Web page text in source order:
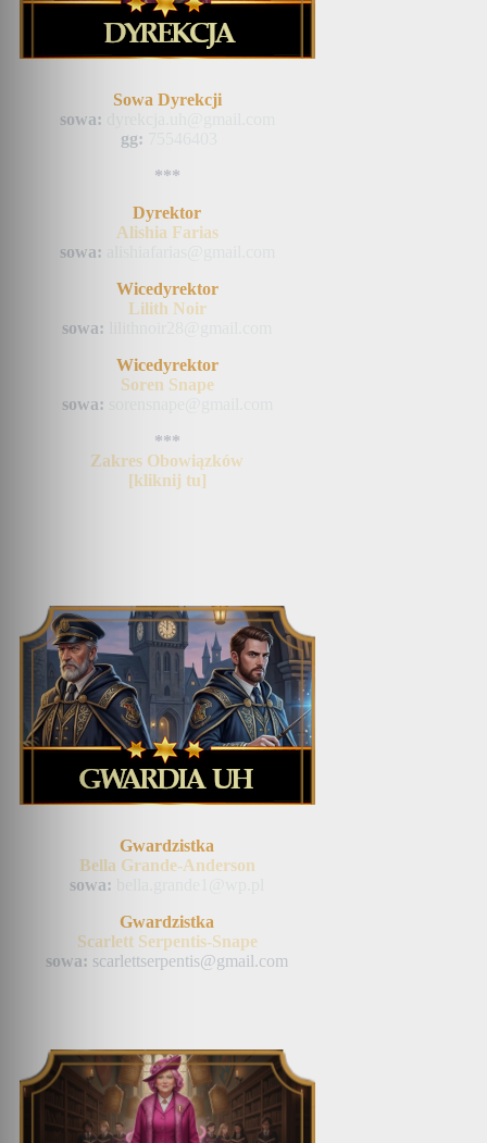
Sowa Dyrekcji
sowa:
gg:
***
Dyrektor
Alishia Farias
sowa:
Wicedyrektor
Lilith Noir
sowa:
Wicedyrektor
Soren Snape
sowa:
***
Zakres Obowiązków
[kliknij tu]
Gwardzistka
Bella Grande-Anderson
sowa:
Gwardzistka
Scarlett Serpentis-Snape
sowa: scarlettserpentis@gmail.com